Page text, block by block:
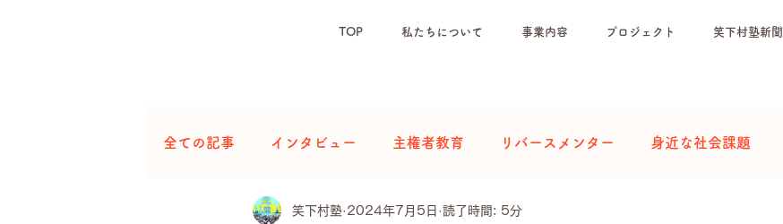
TOP 私たちについて 事業内容 プロジェクト 笑下村塾新聞
全ての記事 インタビュー 主権者教育 リバースメンター 身近な社会課題
笑下村塾 2024年7月5日 読了時間: 5分